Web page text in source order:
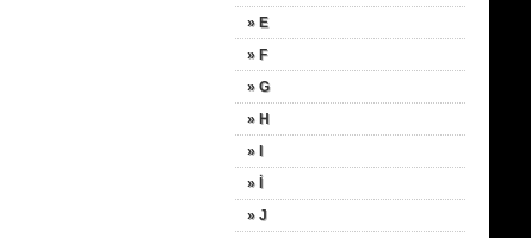
» E
» F
» G
» H
» I
» İ
» J